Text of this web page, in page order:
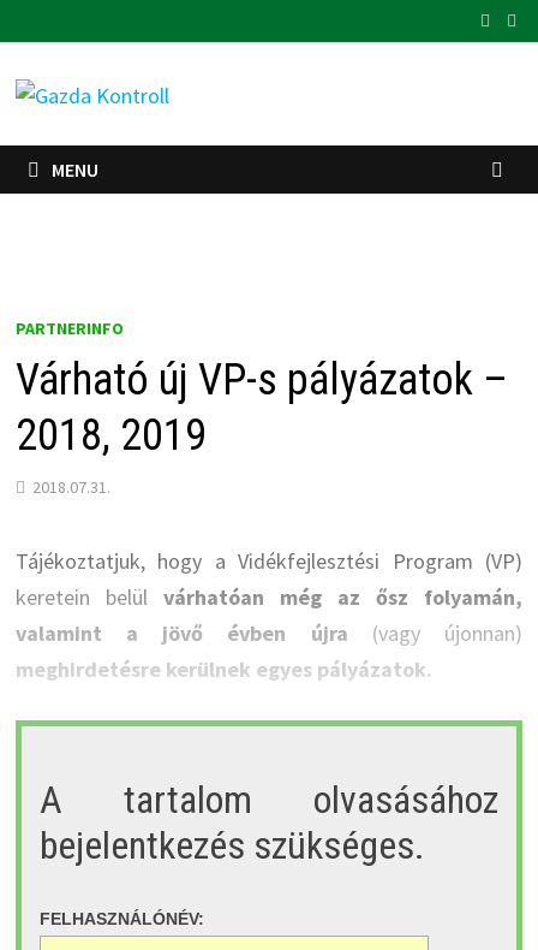
to
content
MENU
PARTNERINFO
Várható új VP-s pályázatok –
2018, 2019
2018.07.31.
Tájékoztatjuk, hogy a Vidékfejlesztési Program (VP)
keretein belül várhatóan még az ősz folyamán,
valamint a jövő évben újra (vagy újonnan)
meghirdetésre kerülnek egyes pályázatok.
A tartalom olvasásához
bejelentkezés szükséges.
FELHASZNÁLÓNÉV: